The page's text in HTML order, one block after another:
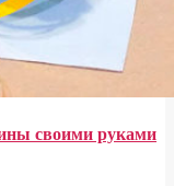
своими руками